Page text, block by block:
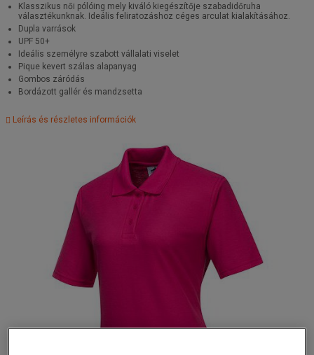
Klasszikus női pólóing mely kiváló kiegészítője szabadidőruha
választékunknak. Ideális feliratozáshoz céges arculat kialakításához.
Dupla varrások
UPF 50+
Ideális személyre szabott vállalati viselet
Pique kevert szálas alapanyag
Gombos záródás
Bordázott gallér és mandzsetta
Leírás és részletes információk